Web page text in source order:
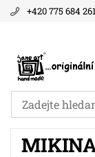
+420 775 684 261